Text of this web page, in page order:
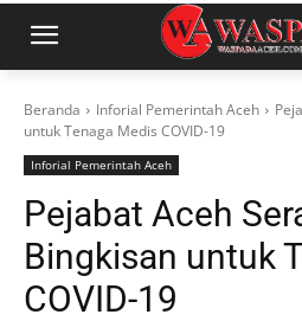
Beranda Inforial Pemerintah Aceh
untuk Tenaga Medis COVID-19
Inforial Pemerintah Aceh
Pejabat Aceh
Bingkisan untuk
COVID-19